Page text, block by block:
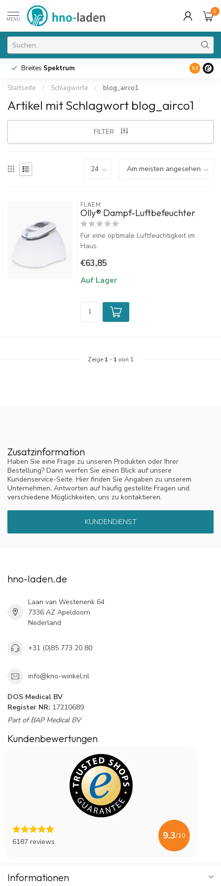
MENU
0
Breites Spektrum 9.3
Startseite / Schlagworte / blog_airco1
Artikel mit Schlagwort blog_airco1
FILTER
FLAEM
Olly® Dampf-Luftbefeuchter
Für eine optimale Luftfeuchtigkeit im
Haus.
€63,85
Auf Lager
Zeige 1 - 1 von 1
Zusatzinformation
Haben Sie eine Frage zu unseren Produkten oder Ihrer
Bestellung? Dann werfen Sie einen Blick auf unsere
Kundenservice-Seite. Hier finden Sie Angaben zu unserem
Unternehmen, Antworten auf häufig gestellte Fragen und
verschiedene Möglichkeiten, uns zu kontaktieren.
KUNDENDIENST
hno-laden.de
Laan van Westenenk 64
7336 AZ Apeldoorn
Nederland
+31 (0)85 773 20 80
info@kno-winkel.nl
DOS Medical BV
Register NR: 17210689
Part of BAP Medical BV
Kundenbewertungen
6187 reviews
9.3/10
Informationen